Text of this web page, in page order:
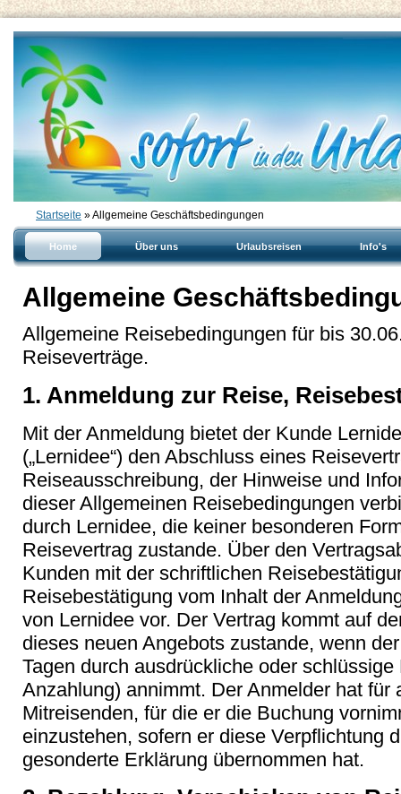
Startseite » Allgemeine Geschäftsbedingungen
Home Über uns Urlaubsreisen Info's
Allgemeine
Allgemeine Reisebedingungen für bis
Reiseverträge.
1. Anmeldung zur Reise,
Mit der Anmeldung bietet der Kunde
(„Lernidee“) den Abschluss eines
Reiseausschreibung, der Hinweise und
dieser Allgemeinen Reisebedingungen
durch Lernidee, die keiner besonderen
Reisevertrag zustande. Über den
Kunden mit der schriftlichen
Reisebestätigung vom Inhalt der
von Lernidee vor. Der Vertrag kommt auf
dieses neuen Angebots zustande, wenn
Tagen durch ausdrückliche oder
Anzahlung) annimmt. Der Anmelder hat für
Mitreisenden, für die er die Buchung
einzustehen, sofern er diese Verpflichtung
gesonderte Erklärung übernommen hat.